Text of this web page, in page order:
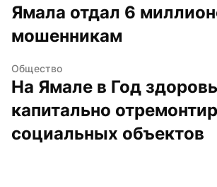
Ямала отдал 6
мошенникам
Общество
На Ямале в Год
капитально
социальных объектов